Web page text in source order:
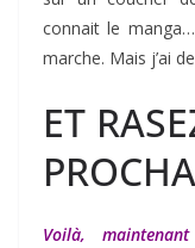
connait le
marche. Mais j’ai
ET
Voilà,